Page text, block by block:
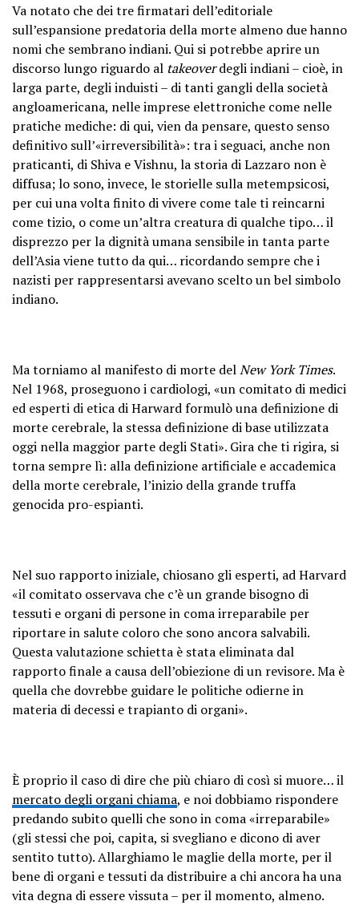
Va notato che dei tre firmatari dell’editoriale
sull’espansione predatoria della morte almeno due hanno
nomi che sembrano indiani. Qui si potrebbe aprire un
discorso lungo riguardo al takeoverdegli indiani – cioè, in
larga parte, degli induisti – di tanti gangli della società
angloamericana, nelle imprese elettroniche come nelle
pratiche mediche: di qui, vien da pensare, questo senso
definitivo sull’«irreversibilità»: tra i seguaci, anche non
praticanti, di Shiva e Vishnu, la storia di Lazzaro non è
diffusa; lo sono, invece, le storielle sulla metempsicosi,
per cui una volta finito di vivere come tale ti reincarni
come tizio, o come un’altra creatura di qualche tipo… il
disprezzo per la dignità umana sensibile in tanta parte
dell’Asia viene tutto da qui… ricordando sempre che i
nazisti per rappresentarsi avevano scelto un bel simbolo
indiano.
Ma torniamo al manifesto di morte delNew York Times.
Nel 1968, proseguono i cardiologi, «un comitato di medici
ed esperti di etica di Harward formulò una definizione di
morte cerebrale, la stessa definizione di base utilizzata
oggi nella maggior parte degli Stati». Gira che ti rigira, si
torna sempre lì: alla definizione artificiale e accademica
della morte cerebrale, l’inizio della grande truffa
genocida pro-espianti.
Nel suo rapporto iniziale, chiosano gli esperti, ad Harvard
«il comitato osservava che c’è un grande bisogno di
tessuti e organi di persone in coma irreparabile per
riportare in salute coloro che sono ancora salvabili.
Questa valutazione schietta è stata eliminata dal
rapporto finale a causa dell’obiezione di un revisore. Ma è
quella che dovrebbe guidare le politiche odierne in
materia di decessi e trapianto di organi».
È proprio il caso di dire che più chiaro di così si muore… il
mercato degli organi chiama, e noi dobbiamo rispondere
predando subito quelli che sono in coma «irreparabile»
(gli stessi che poi, capita, si svegliano e dicono di aver
sentito tutto). Allarghiamo le maglie della morte, per il
bene di organi e tessuti da distribuire a chi ancora ha una
vita degna di essere vissuta – per il momento, almeno.